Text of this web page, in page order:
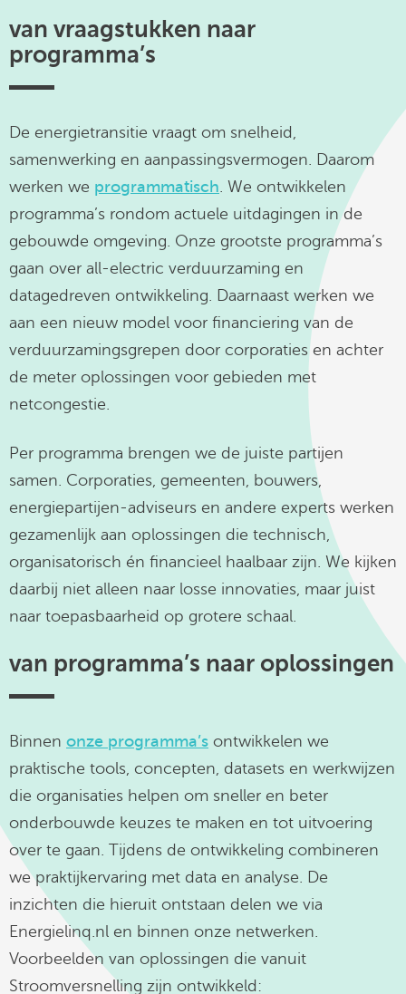
van vraagstukken naar
programma’s
De energietransitie vraagt om snelheid,
samenwerking en aanpassingsvermogen. Daarom
werken we programmatisch. We ontwikkelen
programma’s rondom actuele uitdagingen in de
gebouwde omgeving. Onze grootste programma’s
gaan over all-electric verduurzaming en
datagedreven ontwikkeling. Daarnaast werken we
aan een nieuw model voor financiering van de
verduurzamingsgrepen door corporaties en achter
de meter oplossingen voor gebieden met
netcongestie.
Per programma brengen we de juiste partijen
samen. Corporaties, gemeenten, bouwers,
energiepartijen-adviseurs en andere experts werken
gezamenlijk aan oplossingen die technisch,
organisatorisch én financieel haalbaar zijn. We kijken
daarbij niet alleen naar losse innovaties, maar juist
naar toepasbaarheid op grotere schaal.
van programma’s naar oplossingen
Binnen onze programma’s ontwikkelen we
praktische tools, concepten, datasets en werkwijzen
die organisaties helpen om sneller en beter
onderbouwde keuzes te maken en tot uitvoering
over te gaan. Tijdens de ontwikkeling combineren
we praktijkervaring met data en analyse. De
inzichten die hieruit ontstaan delen we via
Energielinq.nl en binnen onze netwerken.
Voorbeelden van oplossingen die vanuit
Stroomversnelling zijn ontwikkeld: